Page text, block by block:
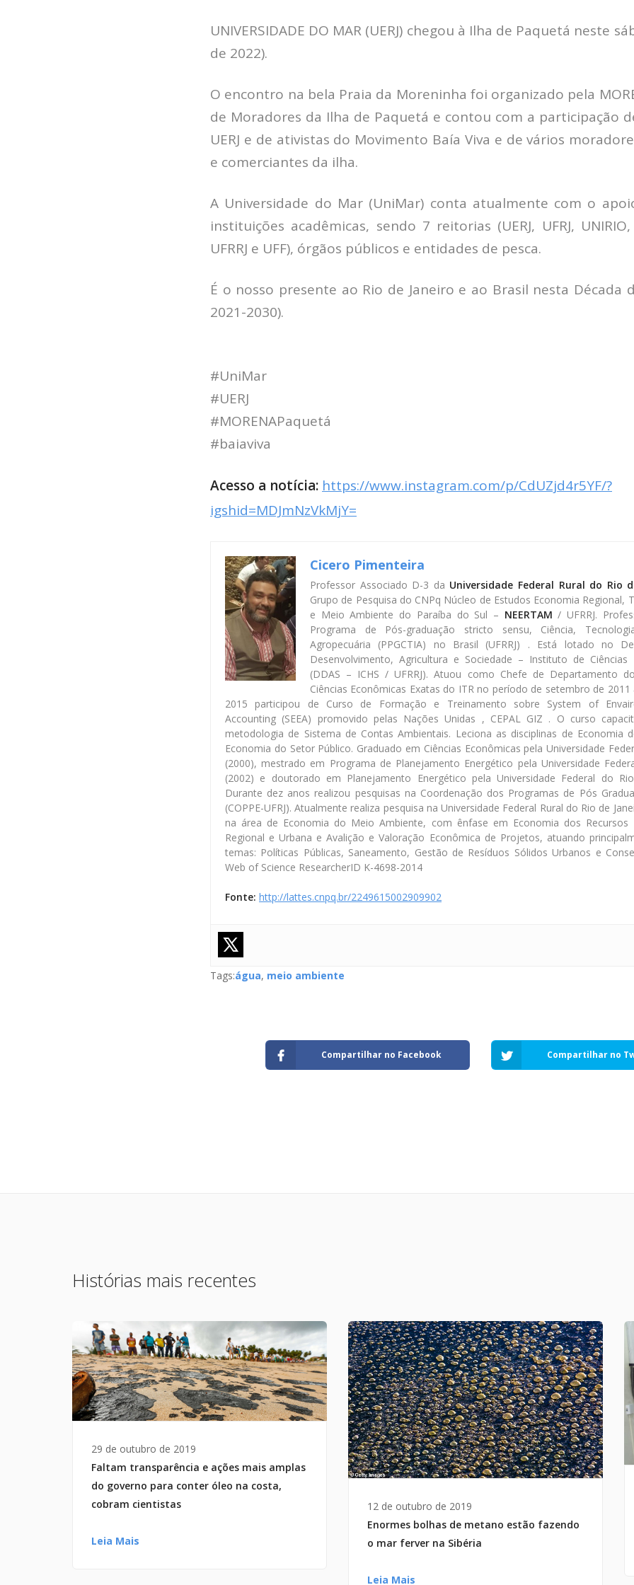
UNIVERSIDADE DO MAR (UERJ) chegou à Ilha de Paquetá neste
de 2022).
O encontro na bela Praia da Moreninha foi organizado pela
de Moradores da Ilha de Paquetá e contou com a participação
UERJ e de ativistas do Movimento Baía Viva e de vários
e comerciantes da ilha.
A Universidade do Mar (UniMar) conta atualmente com o
instituições acadêmicas, sendo 7 reitorias (UERJ, UFRJ,
UFRRJ e UFF), órgãos públicos e entidades de pesca.
É o nosso presente ao Rio de Janeiro e ao Brasil nesta Década
2021-2030).
#UniMar
#UERJ
#MORENAPaquetá
#baiaviva
Acesso a notícia: https://www.instagram.com/p/CdUZjd4r5YF/?
igshid=MDJmNzVkMjY=
Cicero Pimenteira
Professor Associado D-3 da Universidade Federal Rural do Rio
Grupo de Pesquisa do CNPq Núcleo de Estudos Economia Regional,
e Meio Ambiente do Paraíba do Sul – NEERTAM / UFRRJ.
Programa de Pós-graduação stricto sensu, Ciência,
Agropecuária (PPGCTIA) no Brasil (UFRRJ) . Está lotado no
Desenvolvimento, Agricultura e Sociedade – Instituto de Ciências
(DDAS – ICHS / UFRRJ). Atuou como Chefe de Departamento
Ciências Econômicas Exatas do ITR no período de setembro de
2015 participou de Curso de Formação e Treinamento sobre System of
Accounting (SEEA) promovido pelas Nações Unidas , CEPAL GIZ . O curso
metodologia de Sistema de Contas Ambientais. Leciona as disciplinas de Economia
Economia do Setor Público. Graduado em Ciências Econômicas pela Universidade
(2000), mestrado em Programa de Planejamento Energético pela Universidade
(2002) e doutorado em Planejamento Energético pela Universidade Federal do
Durante dez anos realizou pesquisas na Coordenação dos Programas de Pós
(COPPE-UFRJ). Atualmente realiza pesquisa na Universidade Federal Rural do Rio de
na área de Economia do Meio Ambiente, com ênfase em Economia dos Recursos
Regional e Urbana e Avalição e Valoração Econômica de Projetos, atuando
temas: Políticas Públicas, Saneamento, Gestão de Resíduos Sólidos Urbanos e
Web of Science ResearcherID K-4698-2014
Fonte: http://lattes.cnpq.br/2249615002909902
Tags:água, meio ambiente
Compartilhar no Facebook Compartilhar no
Histórias mais recentes
29 de outubro de 2019
Faltam transparência e ações mais amplas
do governo para conter óleo na costa,
cobram cientistas
Leia Mais
12 de outubro de 2019
Enormes bolhas de metano estão fazendo
o mar ferver na Sibéria
Leia Mais